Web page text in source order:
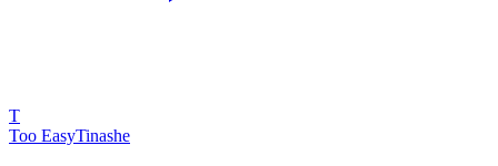
T
Too EasyTinashe